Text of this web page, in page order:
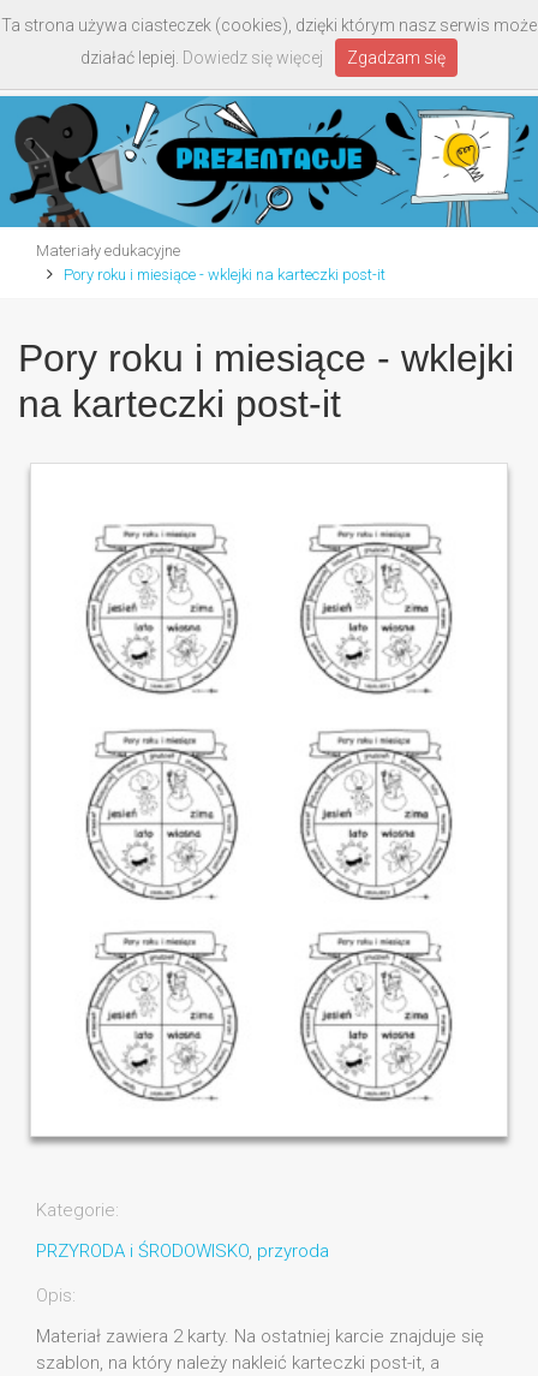
Materiały edukacyjne
Pory roku i miesiące - wklejki na karteczki post-it
Pory roku i miesiące - wklejki
na karteczki post-it
Kategorie:
PRZYRODA i ŚRODOWISKO, przyroda
Opis:
Materiał zawiera 2 karty. Na ostatniej karcie znajduje się
szablon, na który należy nakleić karteczki post-it, a
Ta strona używa ciasteczek (cookies), dzięki którym nasz serwis może
działać lepiej. Dowiedz się więcej Zgadzam się